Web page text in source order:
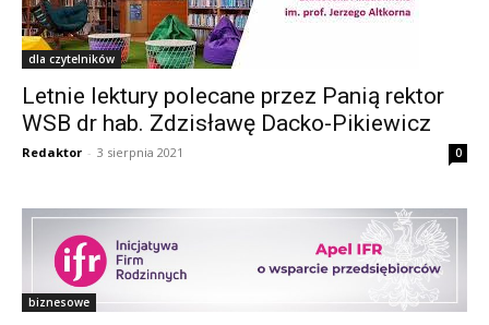
dla czytelników
Letnie lektury polecane przez Panią rektor
WSB dr hab. Zdzisławę Dacko-Pikiewicz
Redaktor - 3 sierpnia 2021 0
biznesowe